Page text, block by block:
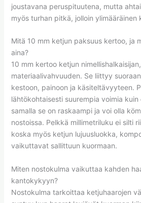
joustavana peruspituutena, mutta
myös turhan pitkä, jolloin ylimääräinen
Mitä 10 mm ketjun paksuus kertoo, ja
aina?
10 mm kertoo ketjun
materiaalivahvuuden. Se liittyy
kestoon, painoon ja käsiteltävyyteen.
lähtökohtaisesti suurempia voimia
samalla se on raskaampi ja voi olla
nostoissa. Pelkkä millimetriluku ei silti
koska myös ketjun lujuusluokka,
vaikuttavat sallittuun kuormaan.
Miten nostokulma vaikuttaa kahden
kantokykyyn?
Nostokulma tarkoittaa ketjuhaarojen